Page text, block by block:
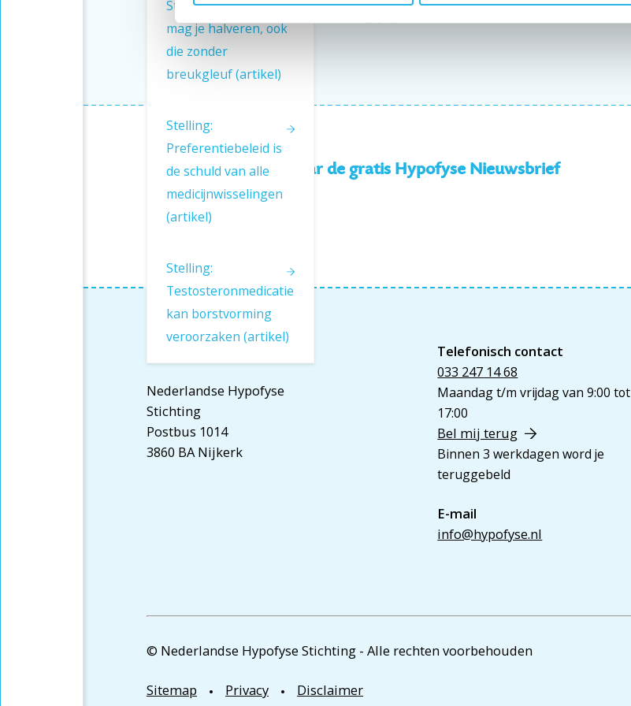
Stelling: Alle tabletten
mag je halveren, ook
die zonder
breukgleuf (artikel)
Stelling:
Preferentiebeleid is
de schuld van alle
medicijnwisselingen
(artikel)
Stelling:
Testosteronmedicatie
kan borstvorming
veroorzaken (artikel)
Ontvang 6 keer per jaar de gratis Hypofyse Nieuwsbrief
Nederlandse Hypofyse
Stichting
Postbus 1014
3860 BA Nijkerk
Telefonisch contact
033 247 14 68
Maandag t/m vrijdag van 9:00 tot
17:00
Bel mij terug
Binnen 3 werkdagen word je
teruggebeld
E-mail
info@hypofyse.nl
© Nederlandse Hypofyse Stichting - Alle rechten voorbehouden
Sitemap Privacy Disclaimer